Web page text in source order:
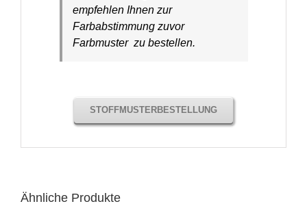
empfehlen Ihnen zur
Farbabstimmung zuvor
Farbmuster zu bestellen.
STOFFMUSTERBESTELLUNG
Ähnliche Produkte